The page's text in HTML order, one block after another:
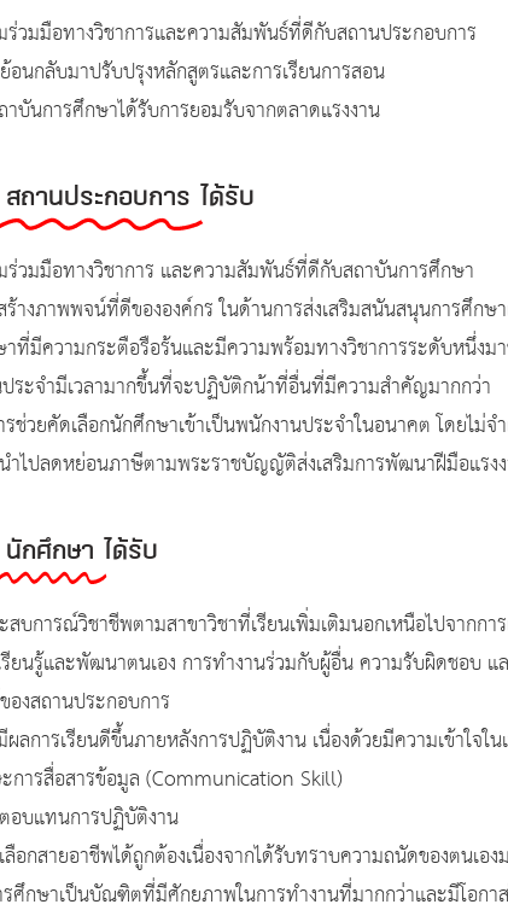
ร่วมมือทางวิชาการและความสัมพันธ์ที่ดีกับสถานประกอบการ
อนกลับมาปรับปรุงหลักสูตรและการเรียนการสอน
าบันการศึกษาได้รับการยอมรับจากตลาดแรงงาน
สถานประกอบการ ได้รับ
ร่วมมือทางวิชาการ และความสัมพันธ์ที่ดีกับสถาบันการศึกษา
ร้างภาพพจน์ที่ดีขององค์กร ในด้านการส่งเสริมสนันสนุนการศึก
ที่มีความกระตือรือร้นและมีความพร้อมทางวิชาการระดับหนึ่ง
ระจำมีเวลามากขึ้นที่จะปฏิบัติกน้าที่อื่นที่มีความสำคัญมากกว่า
รช่วยคัดเลือกนักศึกษาเข้าเป็นพนักงานประจำในอนาคต โดยไม่
ำไปลดหย่อนภาษีตามพระราชบัญญัติส่งเสริมการพัฒนาฝีมือแรง
นักศึกษา ได้รับ
สบการณ์วิชาชีพตามสาขาวิชาที่เรียนเพิ่มเติมนอกเหนือไปจากกา
รียนรู้และพัฒนาตนเอง การทำงานร่วมกับผู้อื่น ความรับผิดชอบ
องสถานประกอบการ
ผลการเรียนดีขึ้นภายหลังการปฏิบัติงาน เนื่องด้วยมีความเข้าใจ
การสื่อสารข้อมูล (Communication Skill)
อบแทนการปฏิบัติงาน
ลือกสายอาชีพได้ถูกต้องเนื่องจากได้รับทราบความถนัดของตนเอ
รศึกษาเป็นบัณฑิตที่มีศักยภาพในการทำงานที่มากกว่าและมีโอกา